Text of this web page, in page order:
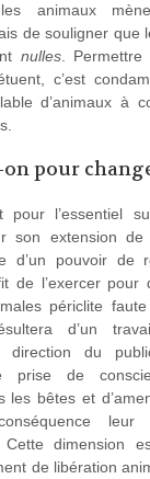
animaux
de souligner que
nulles. Permettre
c’est
d’animaux à
pour
pour l’essentiel
son extension de
d’un pouvoir de
de l’exercer pour
périclite
d’un
direction du
prise de
les bêtes et
leur
Cette dimension
de libération